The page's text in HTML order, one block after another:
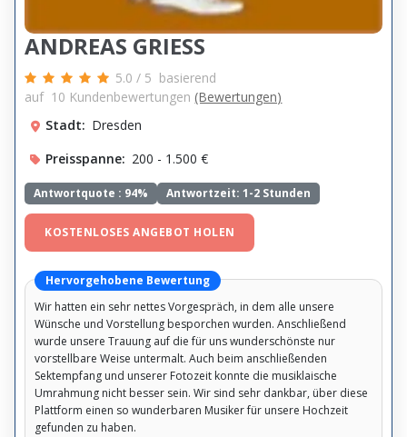
ANDREAS GRIESS
5.0 / 5 basierend
auf 10 Kundenbewertungen (Bewertungen)
Stadt: Dresden
Preisspanne: 200 - 1.500 €
Antwortquote : 94% Antwortzeit: 1-2 Stunden
KOSTENLOSES ANGEBOT HOLEN
Hervorgehobene Bewertung
Wir hatten ein sehr nettes Vorgespräch, in dem alle unsere
Wünsche und Vorstellung besporchen wurden. Anschließend
wurde unsere Trauung auf die für uns wunderschönste nur
vorstellbare Weise untermalt. Auch beim anschließenden
Sektempfang und unserer Fotozeit konnte die musiklaische
Umrahmung nicht besser sein. Wir sind sehr dankbar, über diese
Plattform einen so wunderbaren Musiker für unsere Hochzeit
gefunden zu haben.